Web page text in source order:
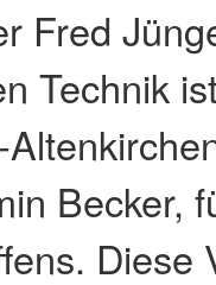
Fred
Technik
Becker,
Diese